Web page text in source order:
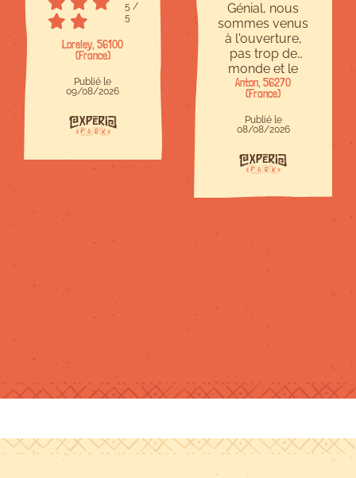
5 /
5
Loreley, 56100
(France)
Publié le
09/08/2026
Génial, nous
sommes venus
à l'ouverture,
pas trop de
monde et le
personnel était
sympa. Les
modules
amovibles
étaient
intéressants
exemple). Le
défi "ninja" était
qui est normal
car c'est un
Anton, 56270
(France)
Publié le
08/08/2026